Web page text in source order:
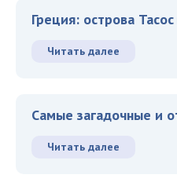
Греция: острова
Читать далее
Самые загадочные и
Читать далее